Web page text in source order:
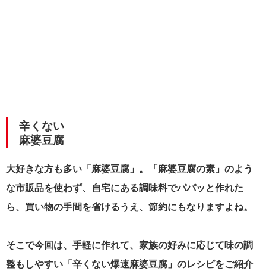
辛くない
麻婆豆腐
大好きな方も多い「麻婆豆腐」。「麻婆豆腐の素」のよう
な市販品を使わず、自宅にある調味料でパパッと作れた
ら、買い物の手間を省けるうえ、節約にもなりますよね。
そこで今回は、手軽に作れて、家族の好みに応じて味の調
整もしやすい「辛くない爆速麻婆豆腐」のレシピをご紹介